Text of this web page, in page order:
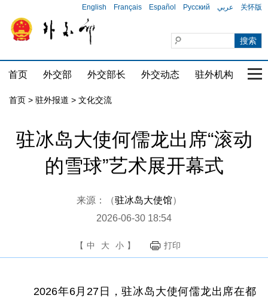
English Français Español Русский عربي 关怀版
首页 外交部 外交部长 外交动态 驻外机构 国
首页 > 驻外报道 > 文化交流
驻冰岛大使何儒龙出席“滚动
的雪球”艺术展开幕式
来源：（驻冰岛大使馆）
2026-06-30 18:54
【 中 大 小 】 打印
2026年6月27日，驻冰岛大使何儒龙出席在都